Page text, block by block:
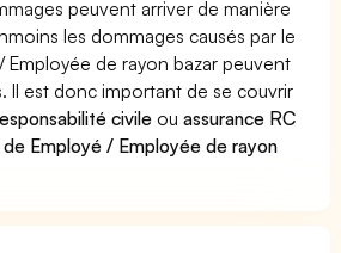
peuvent arriver de manière
les dommages causés par le
Employée de rayon bazar peuvent
Il est donc important de se couvrir
civile ouassurance RC
Employé / Employée de rayon